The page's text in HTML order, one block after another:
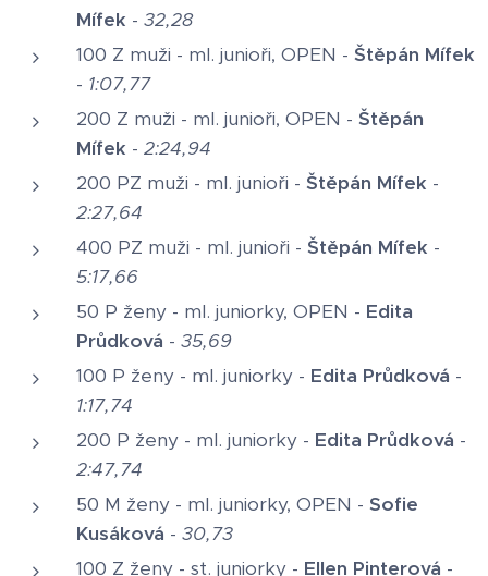
Mífek - 32,28
100 Z muži - ml. junioři, OPEN - Štěpán Mífek
- 1:07,77
200 Z muži - ml. junioři, OPEN - Štěpán
Mífek - 2:24,94
200 PZ muži - ml. junioři - Štěpán Mífek -
2:27,64
400 PZ muži - ml. junioři - Štěpán Mífek -
5:17,66
50 P ženy - ml. juniorky, OPEN - Edita
Průdková - 35,69
100 P ženy - ml. juniorky - Edita Průdková -
1:17,74
200 P ženy - ml. juniorky - Edita Průdková -
2:47,74
50 M ženy - ml. juniorky, OPEN - Sofie
Kusáková - 30,73
100 Z ženy - st. juniorky - Ellen Pinterová -